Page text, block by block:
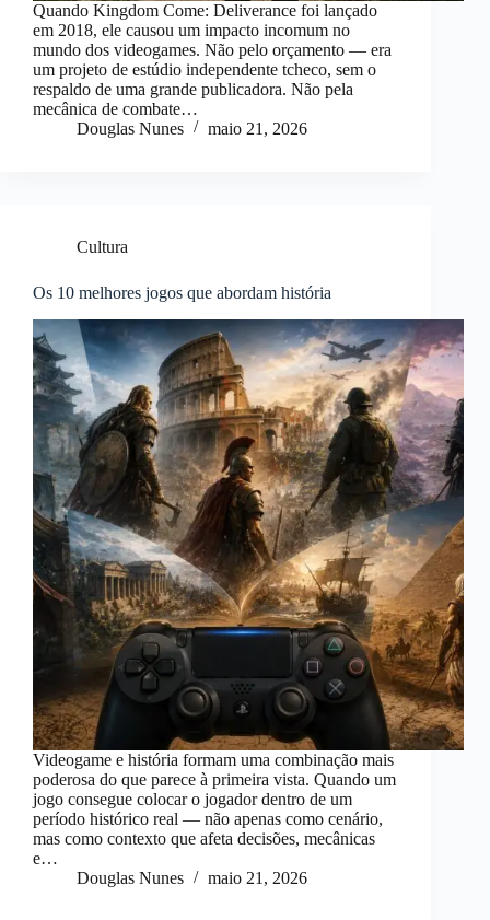
Quando Kingdom Come: Deliverance foi lançado
em 2018, ele causou um impacto incomum no
mundo dos videogames. Não pelo orçamento — era
um projeto de estúdio independente tcheco, sem o
respaldo de uma grande publicadora. Não pela
mecânica de combate…
Douglas Nunes
maio 21, 2026
Cultura
Os 10 melhores jogos que abordam história
Videogame e história formam uma combinação mais
poderosa do que parece à primeira vista. Quando um
jogo consegue colocar o jogador dentro de um
período histórico real — não apenas como cenário,
mas como contexto que afeta decisões, mecânicas
e…
Douglas Nunes
maio 21, 2026